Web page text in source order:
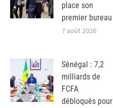
place son
premier bureau
7 août 2026
Sénégal : 7,2
milliards de
FCFA
débloqués pour